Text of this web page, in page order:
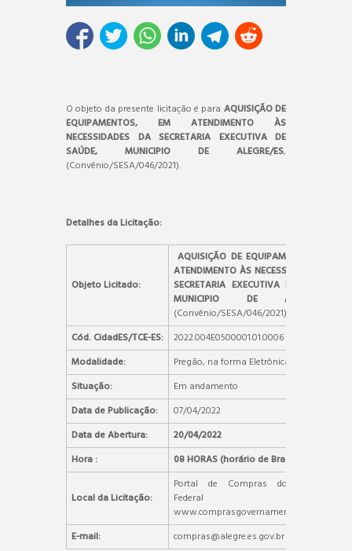
O objeto da presente licitação é para AQUISIÇÃO DE
EQUIPAMENTOS, EM ATENDIMENTO ÀS
NECESSIDADES DA SECRETARIA EXECUTIVA DE
SAÚDE, MUNICIPIO DE ALEGRE/ES,
(Convênio/SESA/046/2021).
Detalhes da Licitação:
Objeto Licitado:
AQUISIÇÃO DE EQUIPAMENTOS, EM
ATENDIMENTO ÀS NECESSIDADES DA
SECRETARIA EXECUTIVA DE SAÚDE,
MUNICIPIO DE ALEGRE/ES,
(Convênio/SESA/046/2021).
Cód. CidadES/TCE-ES:
2022.004E0500001.01.0006
Modalidade:
Pregão, na forma Eletrônica
Situação:
Em andamento
Data de Publicação:
07/04/2022
Data de Abertura:
20/04/2022
Hora :
08 HORAS (horário de Brasília)
Local da Licitação:
Portal de Compras do Governo
Federal –
www.comprasgovernamentais.gov.br.
E-mail:
compras@alegre.es.gov.br